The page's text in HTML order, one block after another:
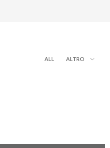
ALL ALTRO